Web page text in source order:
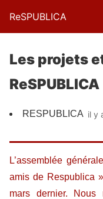
ReSPUBLICA
Les projets
ReSPUBLICA
RESPUBLICA il y
L’assemblée
amis de Respublica
mars dernier. Nous